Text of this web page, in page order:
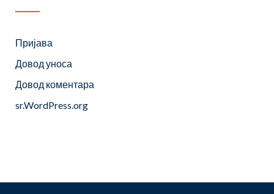
Пријава
Довод уноса
Довод коментара
sr.WordPress.org